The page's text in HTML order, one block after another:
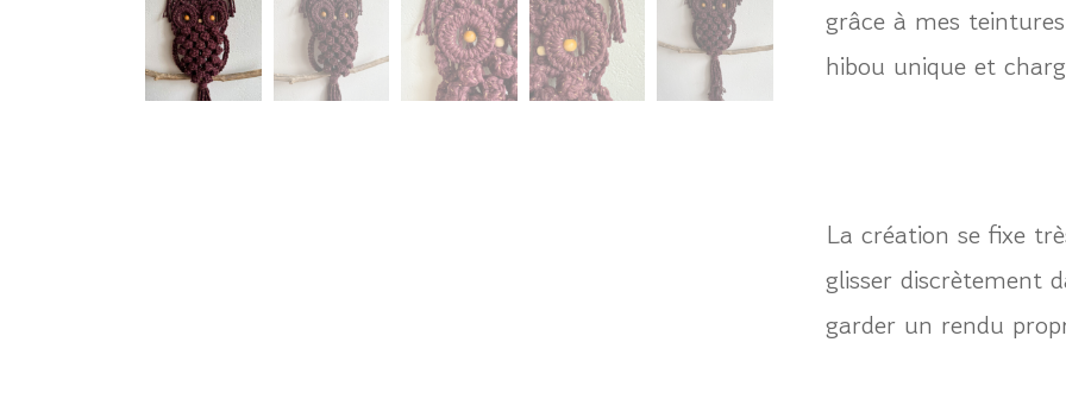
grâce à mes
hibou unique et
La création se fixe
glisser discrètement
garder un rendu